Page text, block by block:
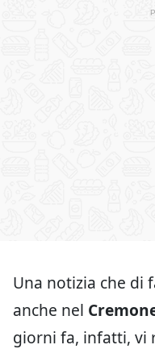
Una notizia che di
anche nel
giorni fa, infatti, vi